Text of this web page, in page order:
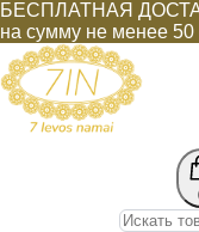
БЕСПЛАТНАЯ
на сумму не менее 50